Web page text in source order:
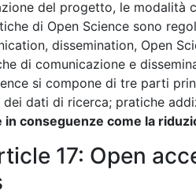
del progetto, le modalità
di Open Science sono
dissemination, Open
di comunicazione e
si compone di tre parti
dati di ricerca; pratiche
conseguenze come la
17: Open